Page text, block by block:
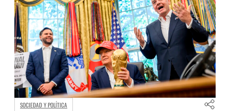
SOCIEDAD Y POLÍTICA